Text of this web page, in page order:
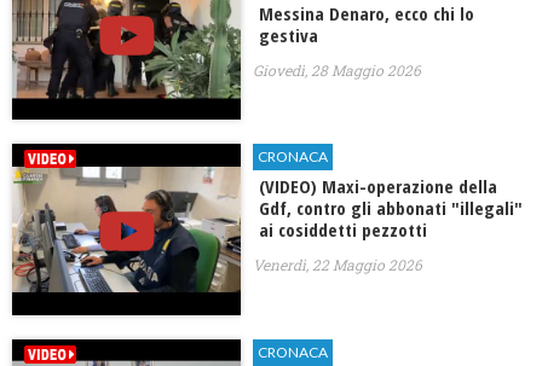
Messina Denaro, ecco chi lo
gestiva
Giovedì, 28 Maggio 2026
CRONACA
(VIDEO) Maxi-operazione della
Gdf, contro gli abbonati "illegali"
ai cosiddetti pezzotti
Venerdì, 22 Maggio 2026
CRONACA